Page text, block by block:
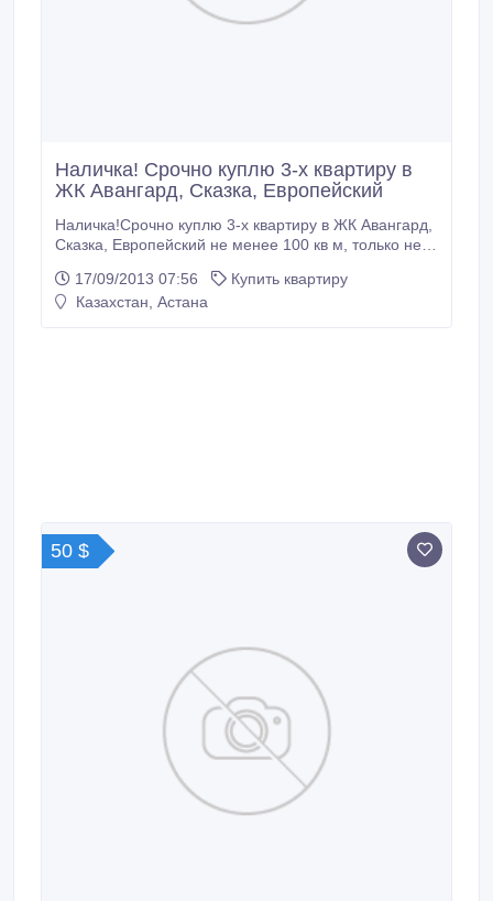
Наличка! Срочно куплю 3-х квартиру в
ЖК Авангард, Сказка, Европейский
Наличка!Срочно куплю 3-х квартиру в ЖК Авангард,
Сказка, Европейский не менее 100 кв м, только не
этажа.17/09/2013 07:56
Купить квартиру
Казахстан, Астана
50 $